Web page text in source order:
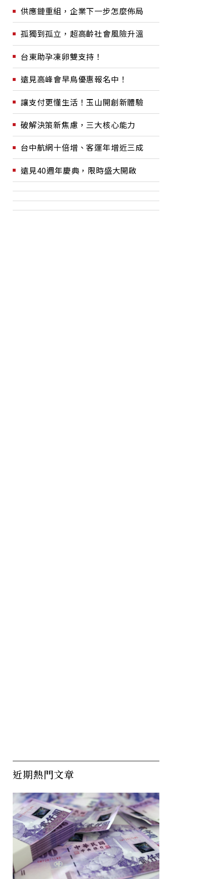
供應鏈重組，企業下一步怎麼佈局
孤獨到孤立，超高齡社會風險升溫
台東助孕凍卵雙支持！
遠見高峰會早鳥優惠報名中！
讓支付更懂生活！玉山開創新體驗
破解決策新焦慮，三大核心能力
台中航網十倍增、客運年增近三成
遠見40週年慶典，限時盛大開啟
近期熱門文章